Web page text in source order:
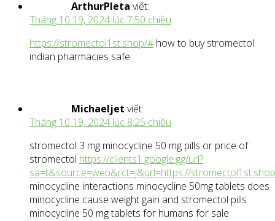
ArthurPleta viết:
Tháng 10 19, 2024 lúc 7:50 chiều
https://stromectol1st.shop/# how to buy stromectol
indian pharmacies safe
Michaeljet viết:
Tháng 10 19, 2024 lúc 8:25 chiều
stromectol 3 mg minocycline 50 mg pills or price of
stromectol https://clients1.google.gg/url?
sa=t&source=web&rct=j&url=https://stromectol1st.shop
minocycline interactions minocycline 50mg tablets does
minocycline cause weight gain and stromectol pills
minocycline 50 mg tablets for humans for sale